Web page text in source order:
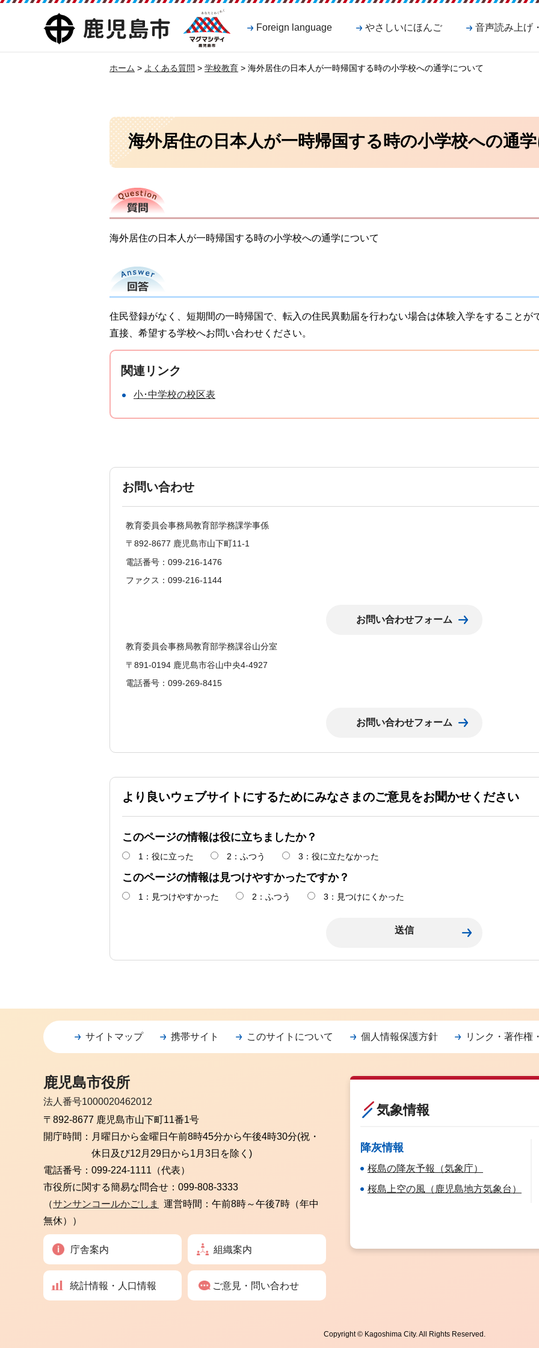
鹿児島市
マグマシティ
鹿児島市
Foreign language やさしいにほんご 音声読み上げ
ホーム > よくある質問 > 学校教育 > 海外居住の日本人が一時帰国する時の小学校への通学について
海外居住の日本人が一時帰国する時の小学校への通
質問
海外居住の日本人が一時帰国する時の小学校への通学について
回答
住民登録がなく、短期間の一時帰国で、転入の住民異動届を行わない場合は体験入学をすることが
直接、希望する学校へお問い合わせください。
関連リンク
小･中学校の校区表
お問い合わせ
教育委員会事務局教育部学務課学事係
〒892-8677 鹿児島市山下町11-1
電話番号：099-216-1476
ファクス：099-216-1144
教育委員会事務局教育部学務課谷山分室
〒891-0194 鹿児島市谷山中央4-4927
電話番号：099-269-8415
より良いウェブサイトにするためにみなさまのご意見をお聞かせください
このページの情報は役に立ちましたか？
1：役に立った 2：ふつう 3：役に立たなかった
このページの情報は見つけやすかったですか？
1：見つけやすかった 2：ふつう 3：見つけにくかった
サイトマップ 携帯サイト このサイトについて 個人情報保護方針 リンク・著作権
鹿児島市役所
法人番号1000020462012
〒892-8677 鹿児島市山下町11番1号
開庁時間： 月曜日から金曜日 午前8時45分から午後4時30分(祝・
休日及び12月29日から1月3日を除く)
電話番号： 099-224-1111（代表）
市役所に関する簡易な問合せ： 099-808-3333
（サンサンコールかごしま
運営時間：午前8時～午後7時（年中
無休））
庁舎案内 組織案内
統計情報・人口情報 ご意見・問い合わせ
気象情報
降灰情報
桜島の降灰予報（気象庁）
桜島上空の風（鹿児島地方気象台）
Copyright © Kagoshima City. All Rights Reserved.